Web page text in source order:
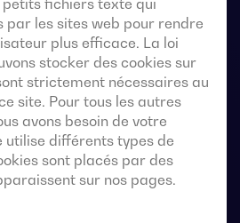
petits fichiers texte qui
par les sites web pour rendre
plus efficace. La loi
stocker des cookies sur
strictement nécessaires au
site. Pour tous les autres
avons besoin de votre
utilise différents types de
sont placés par des
sur nos pages.
de contacts à distance
partir d’un contrôleur
une logique d’impulsions
utilisés dans des systèmes
tension où une interruption de
est acceptable pendant le